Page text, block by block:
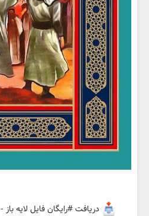
دریافت #رایگان فایل لایه باز - psd - و تصویر با کیفیت: